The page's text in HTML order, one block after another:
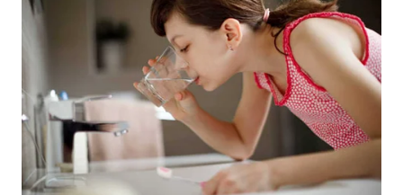
TAPANULI
SELATAN
WN
TANJUNG